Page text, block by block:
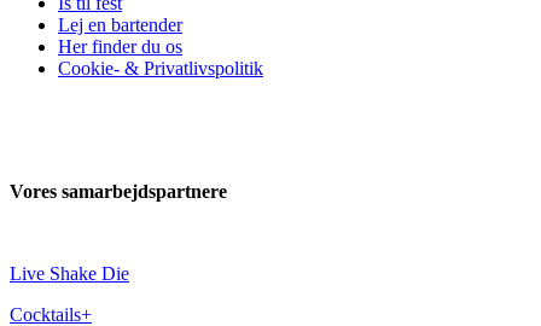
Lej en bartender
Her finder du os
Cookie- & Privatlivspolitik
Vores samarbejdspartnere
Live Shake Die
Cocktails+